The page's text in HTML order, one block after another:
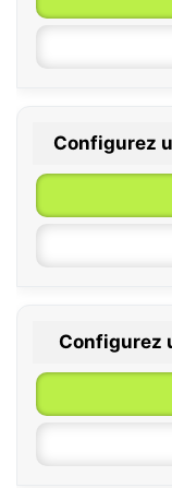
Configurez
Configurez